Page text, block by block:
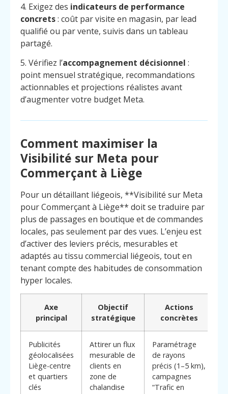
4. Exigez des indicateurs de performance
concrets: coût par visite en magasin, par lead
qualifié ou par vente, suivis dans un tableau
partagé.
5. Vérifiez l’accompagnement décisionnel :
point mensuel stratégique, recommandations
actionnables et projections réalistes avant
d’augmenter votre budget Meta.
Comment maximiser la
Visibilité sur Meta pour
Commerçant à Liège
Pour un détaillant liégeois, **Visibilité sur Meta
pour Commerçant à Liège** doit se traduire par
plus de passages en boutique et de commandes
locales, pas seulement par des vues. L’enjeu est
d’activer des leviers précis, mesurables et
adaptés au tissu commercial liégeois, tout en
tenant compte des habitudes de consommation
hyper locales.
Axe
principal
Objectif
stratégique
Actions
concrètes
Publicités
géolocalisées
Liège-centre
et quartiers
clés
Attirer un flux
mesurable de
clients en
zone de
chalandise
Paramétrage
de rayons
précis (1–5 km),
campagnes
“Trafic en